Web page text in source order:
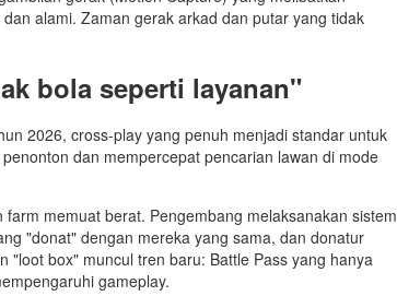
alami. Zaman gerak arkad dan putar yang tidak
bola seperti layanan"
2026, cross-play yang penuh menjadi standar untuk
dan mempercepat pencarian lawan di mode
memuat berat. Pengembang melaksanakan sistem
"donat" dengan mereka yang sama, dan donatur
box" muncul tren baru: Battle Pass yang hanya
gameplay.